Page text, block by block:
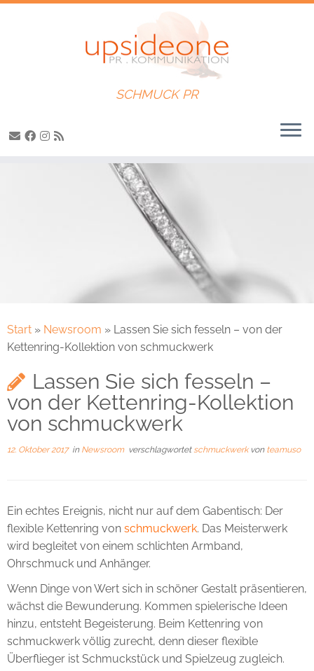
SCHMUCK PR
Start » Newsroom » Lassen Sie sich fesseln – von der
Kettenring-Kollektion von schmuckwerk
Lassen Sie sich fesseln –
von der Kettenring-Kollektion
von schmuckwerk
12. Oktober 2017in Newsroom verschlagwortet schmuckwerk von teamuso
Ein echtes Ereignis, nicht nur auf dem Gabentisch: Der
flexible Kettenring von schmuckwerk. Das Meisterwerk
wird begleitet von einem schlichten Armband,
Ohrschmuck und Anhänger.
Wenn Dinge von Wert sich in schöner Gestalt präsentieren,
wächst die Bewunderung. Kommen spielerische Ideen
hinzu, entsteht Begeisterung. Beim Kettenring von
schmuckwerk völlig zurecht, denn dieser flexible
Überflieger ist Schmuckstück und Spielzeug zugleich.